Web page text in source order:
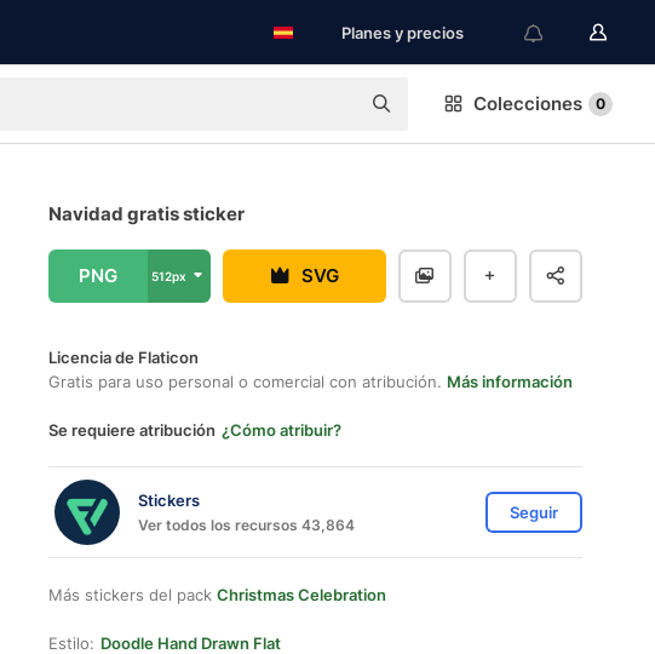
Planes y precios
Colecciones 0
Navidad gratis sticker
PNG 512px SVG
Licencia de Flaticon
Gratis para uso personal o comercial con atribución. Más información
Se requiere atribución ¿Cómo atribuir?
Stickers
Ver todos los recursos 43,864
Seguir
Más stickers del pack Christmas Celebration
Estilo: Doodle Hand Drawn Flat